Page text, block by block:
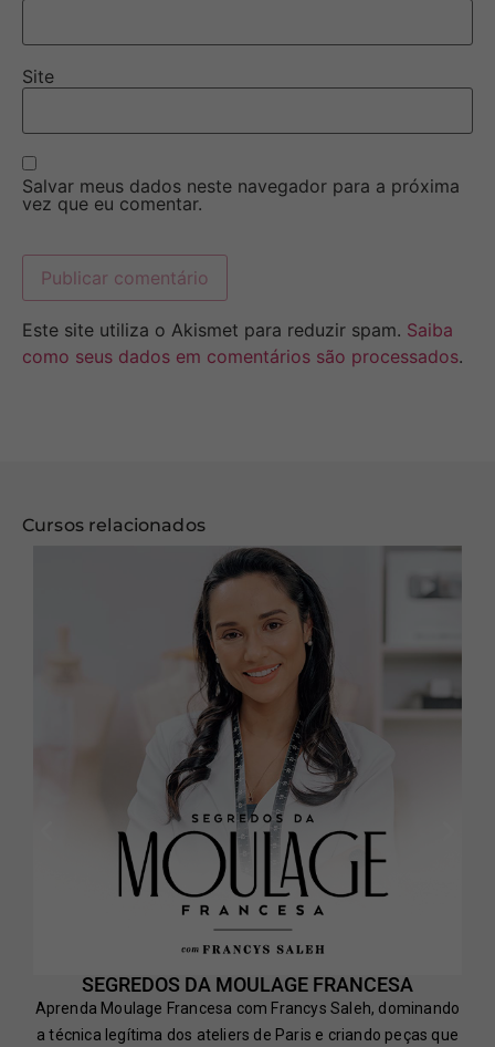
Site
Salvar meus dados neste navegador para a próxima
vez que eu comentar.
Este site utiliza o Akismet para reduzir spam. Saiba
como seus dados em comentários são processados.
Cursos relacionados
SEGREDOS DA MOULAGE FRANCESA
Aprenda Moulage Francesa com Francys Saleh, dominando
a técnica legítima dos ateliers de Paris e criando peças que